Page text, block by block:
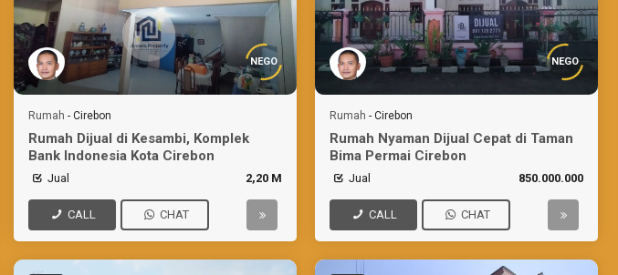
NEGO
Rumah - Cirebon
Rumah Dijual di Kesambi, Komplek
Bank Indonesia Kota Cirebon
Jual 2,20 M
CALL CHAT
NEGO
Rumah - Cirebon
Rumah Nyaman Dijual Cepat di Taman
Bima Permai Cirebon
Jual 850.000.000
CALL CHAT